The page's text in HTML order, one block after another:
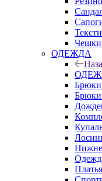
Чешки
ОДЕЖДА
Брюки